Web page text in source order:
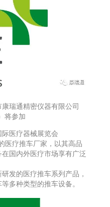
瑞通精密仪器有限公司
将参加
医疗器械展览会
医疗推车厂家，以其高品
国内外医疗市场享有广泛
发的医疗推车系列产品，
多种类型的推车设备。